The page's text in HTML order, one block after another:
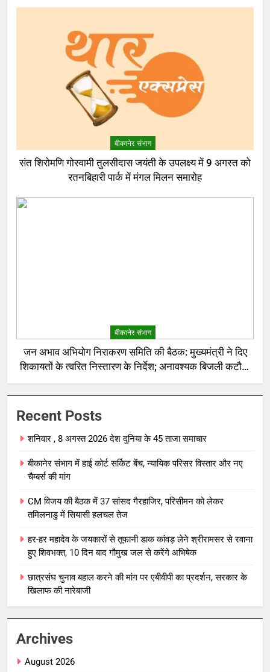
बीकानेर संभाग
संत शिरोमणि गोस्वामी तुलसीदास जयंती के उपलक्ष्य में 9 अगस्त को
रतनबिहारी पार्क में मंगल मिलन समारोह
बीकानेर संभाग
जन अभाव अभियोग निराकरण समिति की बैठक: मुख्यमंत्री ने दिए
शिकायतों के त्वरित निस्तारण के निर्देश; अनावश्यक बिजली कटौती
पर सख्त रुख
Recent Posts
शनिवार , 8 अगस्त 2026 देश दुनिया के 45 ताजा समाचार
बीकानेर संभाग में हाई कोर्ट सर्किट बेंच, न्यायिक परिसर विस्तार और नए
चैम्बर्स की मांग
CM विजय की बैठक में 37 सांसद गैरहाजिर, परिसीमन को लेकर
तमिलनाडु में सियासी हलचल तेज
हर-हर महादेव के जयकारों से तूफानी डाक कांवड़ लेने श्रीरामसर से रवाना
हुए शिवभक्त, 10 दिन बाद गौमुख जल से करेंगे अभिषेक
छात्रसंघ चुनाव बहाल करने की मांग पर एबीवीपी का प्रदर्शन, सरकार के
खिलाफ की नारेबाजी
Archives
August 2026